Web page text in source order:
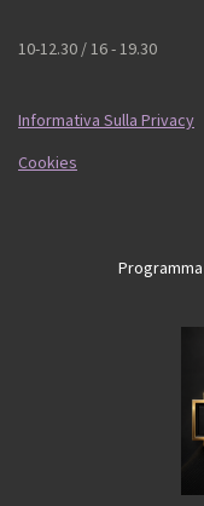
10-12.30 / 16 - 19.30
Informativa Sulla Privacy
Cookies